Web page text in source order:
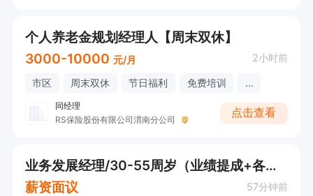
个人养老金规划经理人【周末双休】
3000-10000 元/月 2小时前
市区 周末双休 节日福利 免费培训 ...
同经理
RS保险股份有限公司渭南分公司
点击查看
业务发展经理/30-55周岁（业绩提成+各种津贴）
薪资面议
57分钟前